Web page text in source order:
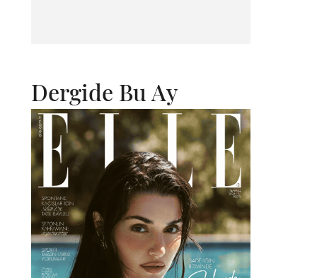
Dergide Bu Ay